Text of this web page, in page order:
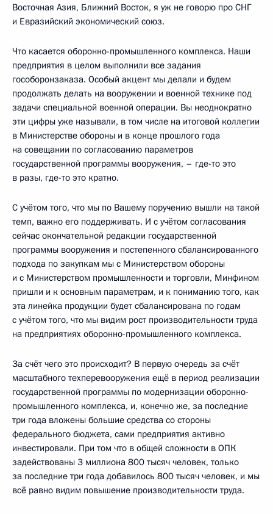
Восточная Азия, Ближний Восток, я уж не говорю про СНГ
и Евразийский экономический союз.
Что касается оборонно-промышленного комплекса. Наши
предприятия в целом выполнили все задания
гособоронзаказа. Особый акцент мы делали и будем
продолжать делать на вооружении и военной технике под
задачи специальной военной операции. Вы неоднократно
эти цифры уже называли, в том числе на итоговой коллегии
в Министерстве обороны и в конце прошлого года
на совещании по согласованию параметров
государственной программы вооружения, – где-то это
в разы, где-то это кратно.
С учётом того, что мы по Вашему поручению вышли на такой
темп, важно его поддерживать. И с учётом согласования
сейчас окончательной редакции государственной
программы вооружения и постепенного сбалансированного
подхода по закупкам мы с Министерством обороны
и с Министерством промышленности и торговли, Минфином
пришли и к основным параметрам, и к пониманию того, как
эта линейка продукции будет сбалансирована по годам
с учётом того, что мы видим рост производительности труда
на предприятиях оборонно-промышленного комплекса.
За счёт чего это происходит? В первую очередь за счёт
масштабного техперевооружения ещё в период реализации
государственной программы по модернизации оборонно-
промышленного комплекса, и, конечно же, за последние
три года вложены большие средства со стороны
федерального бюджета, сами предприятия активно
инвестировали. При том что в общей сложности в ОПК
задействованы 3 миллиона 800 тысяч человек, только
за последние три года добавилось 800 тысяч человек, и мы
всё равно видим повышение производительности труда.